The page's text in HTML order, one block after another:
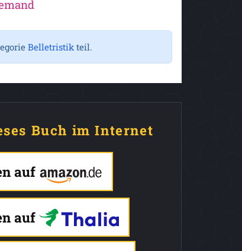
Belletristikteil.
Buch im Internet
auf
auf